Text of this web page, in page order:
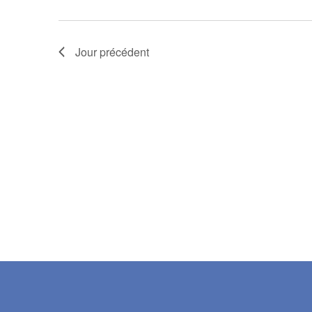
2023
Évènements
Jour précédent